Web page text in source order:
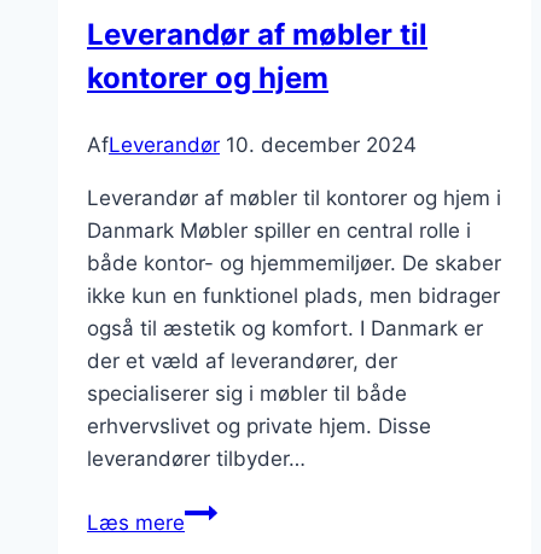
Leverandør af møbler til
kontorer og hjem
AfLeverandør 10. december 2024
Leverandør af møbler til kontorer og hjem i
Danmark Møbler spiller en central rolle i
både kontor- og hjemmemiljøer. De skaber
ikke kun en funktionel plads, men bidrager
også til æstetik og komfort. I Danmark er
der et væld af leverandører, der
specialiserer sig i møbler til både
erhvervslivet og private hjem. Disse
leverandører tilbyder…
Læs mereLeverandør